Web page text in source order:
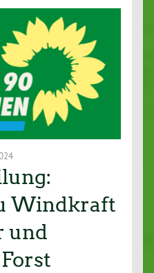
Windkraft
und